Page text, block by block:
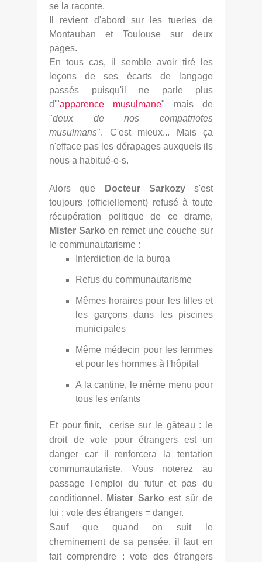
se la raconte.
Il revient d'abord sur les tueries de
Montauban et Toulouse sur deux
pages.
En tous cas, il semble avoir tiré les
leçons de ses écarts de langage
passés puisqu'il ne parle plus
d'"apparence musulmane" mais de
"deux de nos compatriotes
musulmans". C'est mieux... Mais ça
n'efface pas les dérapages auxquels ils
nous a habitué-e-s.
Alors que Docteur Sarkozys'est
toujours (officiellement) refusé à toute
récupération politique de ce drame,
Mister Sarko en remet une couche sur
le communautarisme :
Interdiction de la burqa
Refus du communautarisme
Mêmes horaires pour les filles et
les garçons dans les piscines
municipales
Même médecin pour les femmes
et pour les hommes à l'hôpital
A la cantine, le même menu pour
tous les enfants
Et pour finir, cerise sur le gâteau : le
droit de vote pour étrangers est un
danger car il renforcera la tentation
communautariste. Vous noterez au
passage l'emploi du futur et pas du
conditionnel.
Mister Sarko est sûr de
lui : vote des étrangers = danger.
Sauf que quand on suit le
cheminement de sa pensée, il faut en
fait comprendre : vote des étrangers